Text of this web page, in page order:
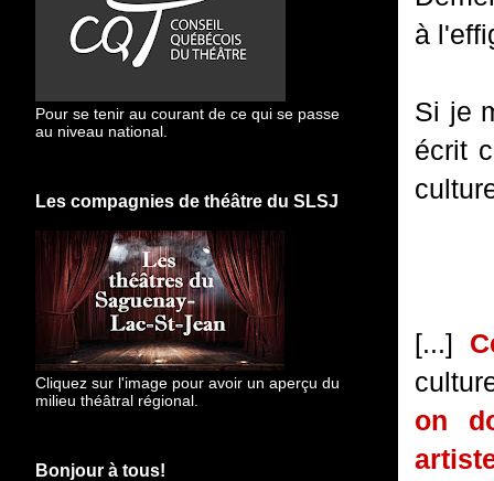
à
Si je
écrit
[...]
on
Pour se tenir au courant de ce qui se passe
au niveau national.
Les compagnies de théâtre du SLSJ
Cliquez sur l'image pour avoir un aperçu du
milieu théâtral régional.
Bonjour à tous!